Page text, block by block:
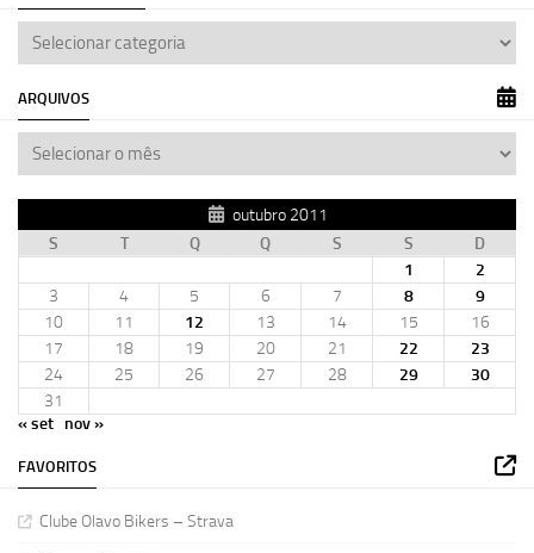
ARQUIVOS
outubro 2011
S
T Q Q S S
D
1
2
3
4 5 6 7 8
9
10
11 12 13 14 15
16
17
18 19 20 21 22
23
24
25 26 27 28 29
30
31
« set nov »
FAVORITOS
Clube Olavo Bikers – Strava